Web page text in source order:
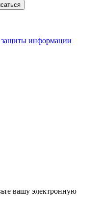
защиты информации
вашу электронную